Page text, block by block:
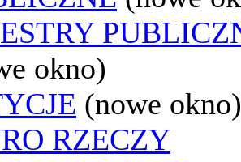
okno)
(nowe okno)
RZECZY